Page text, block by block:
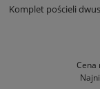
Komplet pościeli